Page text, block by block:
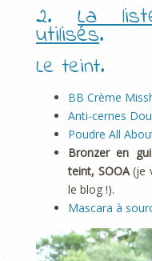
2. La
utilisés.
Le teint.
BB Crème
Anti-cernes
Poudre All
Bronzer en
teint, SOOA(je
le blog !).
Mascara à